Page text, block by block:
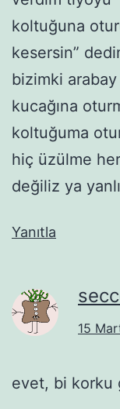
koltuğuna
kesersin”
bizimki
kucağına
koltuğuma
hiç üzülme
değiliz ya
Yanıtla
15
evet, bi korku